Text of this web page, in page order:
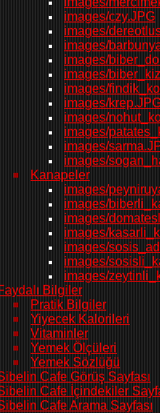
images/czy.JPG
images/
images/
images/
images/
images/
images/
images/
images/
images/
images/
Kanapeler
images/
images/
images/
images/
images/
images/
images/
Bilgiler
Pratik Bilgiler
Yiyecek Kalorileri
Vitaminler
Yemek Ölçüleri
Yemek Sözlüğü
Cafe Görüş Sayfası
Cafe İçindekiler
Cafe Arama Sayfası